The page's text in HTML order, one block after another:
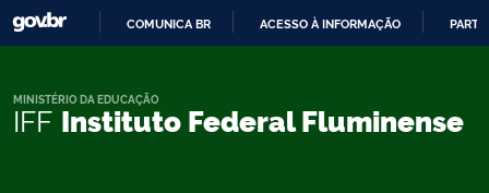
CONTEÚDO
COMUNICA BR ACESSO À INFORMAÇÃO
IFF Instituto Federal Fluminense
MINISTÉRIO DA EDUCAÇÃO